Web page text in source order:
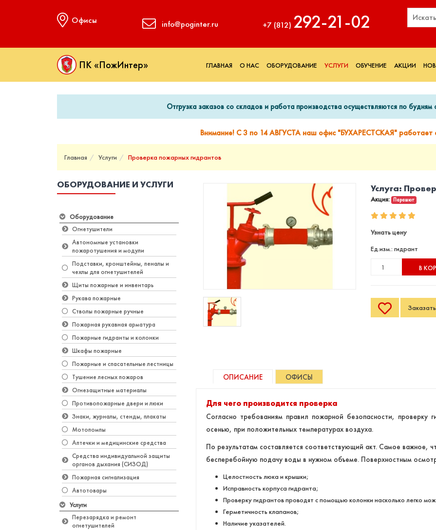
Офисы info@poginter.ru +7 (812) 292‑21‑02
ПК «ПожИнтер» ГЛАВНАЯ О НАС ОБОРУДОВАНИЕ УСЛУГИ ОБУЧЕНИЕ АКЦИИ
Отгрузка заказов со складов и работа производства осуществляются по
Внимание! С 3 по 14 АВГУСТА наш офис "БУХАРЕСТСКАЯ" работает
Главная Услуги Проверка пожарных гидрантов
ОБОРУДОВАНИЕ И УСЛУГИ
Оборудование
Огнетушители
Автономные установки
пожаротушения и модули
Подставки, кронштейны, пеналы и
чехлы для огнетушителей
Щиты пожарные и инвентарь
Рукава пожарные
Стволы пожарные ручные
Пожарная рукавная арматура
Пожарные гидранты и колонки
Шкафы пожарные
Пожарные и спасательные лестницы
Тушение лесных пожаров
Огнезащитные материалы
Противопожарные двери и люки
Знаки, журналы, стенды, плакаты
Мотопомпы
Аптечки и медицинские средства
Средства индивидуальной защиты
органов дыхания (СИЗОД)
Пожарная сигнализация
Автотовары
Услуги
Перезарядка и ремонт
огнетушителей
Услуга:
Акция: Парашют
Узнать цену
Ед.изм.: гидрант
В
ОПИСАНИЕ ОФИСЫ
Для чего производится проверка
Согласно требованиям правил пожарной безопасности, проверку
осенью, при положительных температурах воздуха.
По результатам составляется соответствующий акт. Самое важное,
бесперебойную подачу воды в нужном объеме. Поверхностным
Целостность люка и крышки;
Исправность корпуса гидранта;
Проверку гидрантов проводят с помощью колонки насколько легко
Герметичность клапанов;
Наличие указателей.